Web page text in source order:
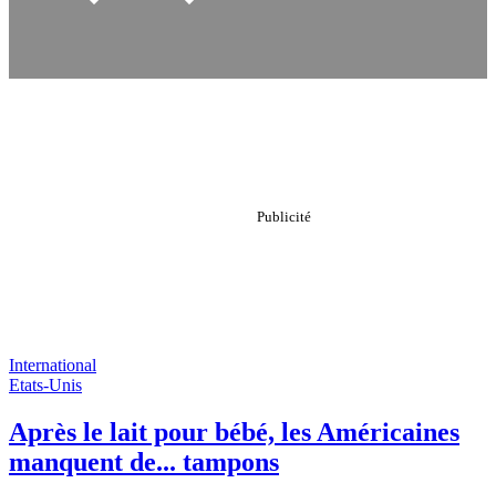
International
Etats-Unis
Après le lait pour bébé, les Américaines
manquent de... tampons